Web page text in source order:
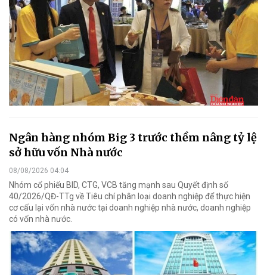
Ngân hàng nhóm Big 3 trước thềm nâng tỷ lệ
sở hữu vốn Nhà nước
08/08/2026 04:04
Nhóm cổ phiếu BID, CTG, VCB tăng mạnh sau Quyết định số
40/2026/QĐ-TTg về Tiêu chí phân loại doanh nghiệp để thực hiện
cơ cấu lại vốn nhà nước tại doanh nghiệp nhà nước, doanh nghiệp
có vốn nhà nước.